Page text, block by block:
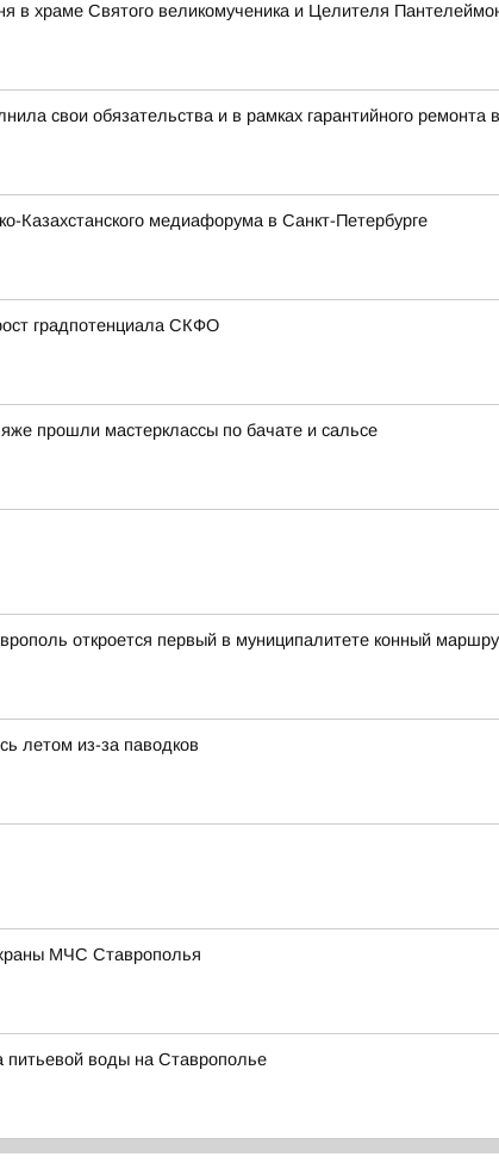
в храме Святого великомученика и Целителя
свои обязательства и в рамках гарантийного ремонта
Казахстанского медиафорума в Санкт-Петербурге
градпотенциала СКФО
прошли мастерклассы по бачате и сальсе
откроется первый в муниципалитете конный
летом из-за паводков
МЧС Ставрополья
питьевой воды на Ставрополье